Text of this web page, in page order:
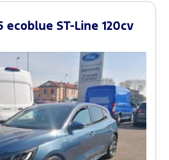
ecoblue ST-Line 120cv